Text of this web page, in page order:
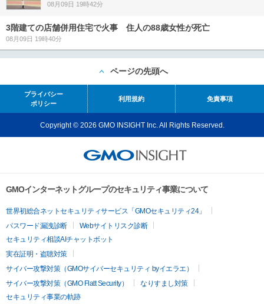
08月09日 19時42分
3階建ての店舗併用住宅で火事 住人の88歳女性が死亡
08月09日 19時40分
ページの先頭へ
プライバシー
ポリシー
利用規約 免責事項
Copyright © 2026 GMO INSIGHT Inc. All Rights Reserved.
GMOインターネットグループのセキュリティ事業について
世界初総合ネットセキュリティサービス「GMOセキュリティ24」
パスワード漏洩診断
Webサイトリスク診断
セキュリティ相談AIチャットボット
実在証明・盗聴対策
サイバー攻撃対策（GMOサイバーセキュリティ byイエラエ）
サイバー攻撃対策（GMO Flatt Security）
なりすまし対策
セキュリティ事業の軌跡